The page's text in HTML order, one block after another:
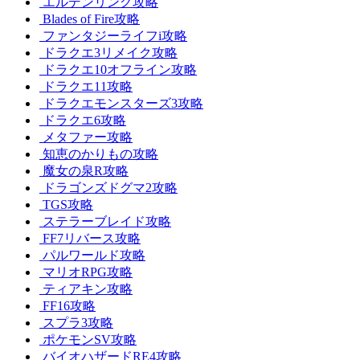
Blades of Fire攻略
ファンタジーライフi攻略
ドラクエ3リメイク攻略
ドラクエ10オフライン攻略
ドラクエ11攻略
ドラクエモンスターズ3攻略
ドラクエ6攻略
メタファー攻略
知恵のかりもの攻略
魔女の泉R攻略
ドラゴンズドグマ2攻略
TGS攻略
ステラーブレイド攻略
FF7リバース攻略
パルワールド攻略
マリオRPG攻略
ティアキン攻略
FF16攻略
スプラ3攻略
ポケモンSV攻略
バイオハザードRE4攻略